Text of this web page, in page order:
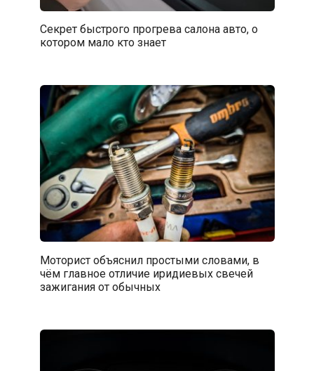
Секрет быстрого прогрева салона авто, о
котором мало кто знает
Моторист объяснил простыми словами, в
чём главное отличие иридиевых свечей
зажигания от обычных